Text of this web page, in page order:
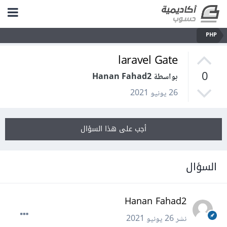
PHP
0
laravel Gate
بواسطة Hanan Fahad2
26 يونيو 2021
أجب على هذا السؤال
السؤال
Hanan Fahad2
نشر26 يونيو 2021